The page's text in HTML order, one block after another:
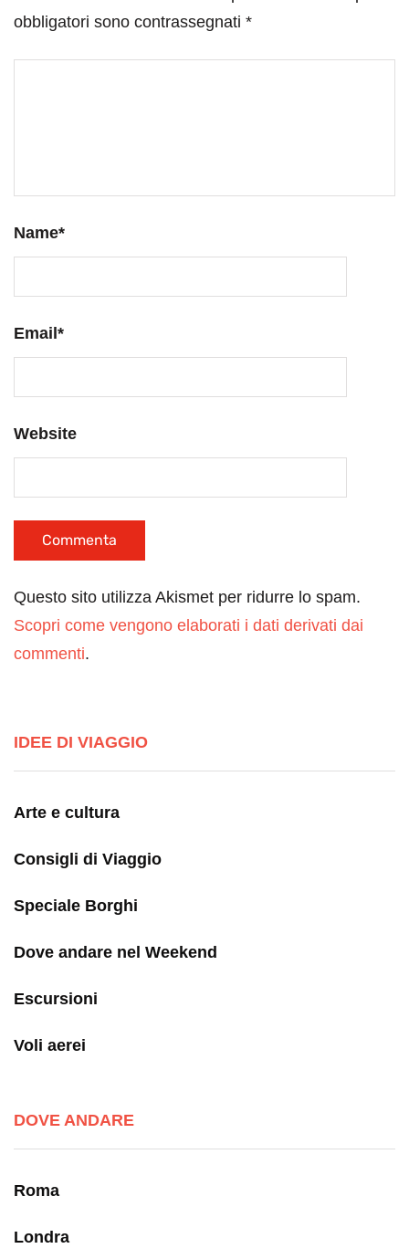
obbligatori sono contrassegnati *
Name*
Email *
Website
Questo sito utilizza Akismet per ridurre lo spam.
Scopri come vengono elaborati i dati derivati dai
commenti.
IDEE DI VIAGGIO
Arte e cultura
Consigli di Viaggio
Speciale Borghi
Dove andare nel Weekend
Escursioni
Voli aerei
DOVE ANDARE
Roma
Londra